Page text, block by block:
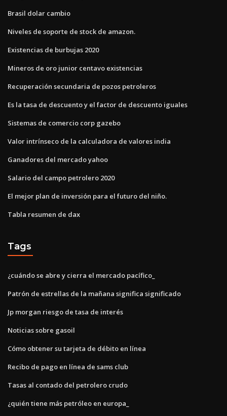
Brasil dolar cambio
Niveles de soporte de stock de amazon.
Existencias de burbujas 2020
Mineros de oro junior centavo existencias
Recuperación secundaria de pozos petroleros
Es la tasa de descuento y el factor de descuento iguales
Sistemas de comercio corp gazebo
Valor intrínseco de la calculadora de valores india
Ganadores del mercado yahoo
Salario del campo petrolero 2020
El mejor plan de inversión para el futuro del niño.
Tabla resumen de dax
Tags
¿cuándo se abre y cierra el mercado pacífico_
Patrón de estrellas de la mañana significa significado
Jp morgan riesgo de tasa de interés
Noticias sobre gasoil
Cómo obtener su tarjeta de débito en línea
Recibo de pago en línea de sams club
Tasas al contado del petrolero crudo
¿quién tiene más petróleo en europa_